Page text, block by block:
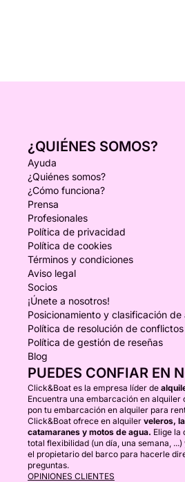
¿QUIÉNES SOMOS?
Ayuda
¿Quiénes somos?
¿Cómo funciona?
Prensa
Profesionales
Política de privacidad
Política de cookies
Términos y condiciones
Aviso legal
Socios
¡Únete a nosotros!
Posicionamiento y clasificación de
Política de resolución de conflictos
Política de gestión de reseñas
Blog
PUEDES CONFIAR EN
Click&Boat es la empresa líder de
Encuentra una embarcación en alquiler
pon tu embarcación en alquiler para
Click&Boat ofrece en alquiler veleros,
catamaranes y motos de agua. Elige la
total flexibilidad (un día, una semana,
el propietario del barco para hacerle
preguntas.
OPINIONES CLIENTES